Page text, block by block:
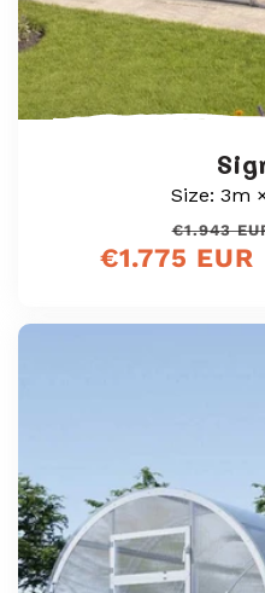
Size: 3m
€1.943
€1.775 EUR